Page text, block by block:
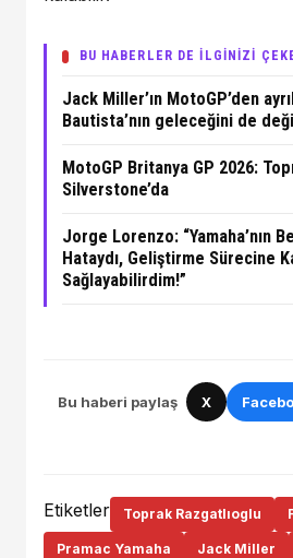
BU HABERLER DE İLGİNİZİ
Jack Miller’ın MotoGP’den
Bautista’nın geleceğini de
MotoGP Britanya GP 2026:
Silverstone’da
Jorge Lorenzo: “Yamaha’nın
Hataydı, Geliştirme Sürecine
Sağlayabilirdim!”
Bu haberi paylaş X
Etiketler Toprak Razgatlıoglu
Pramac Yamaha Jack Miller